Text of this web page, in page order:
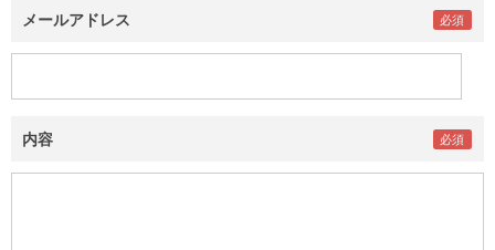
メールアドレス
内容